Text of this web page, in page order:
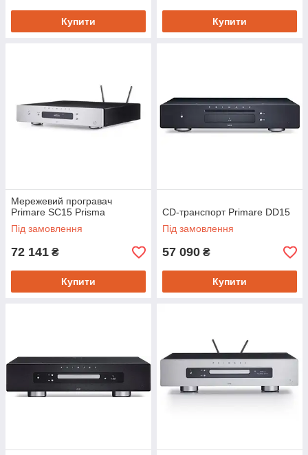
Купити Купити
Мережевий програвач
Primare SC15 Prisma
Під замовлення
72 141 ₴
Купити
CD-транспорт Primare DD15
Під замовлення
57 090 ₴
Купити